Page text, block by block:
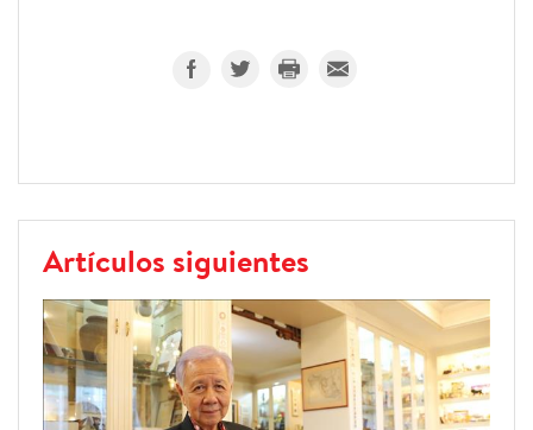
Artículos siguientes